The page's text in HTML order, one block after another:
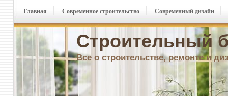
Строительный
Все о строительстве, ремонте и
Главная Современное строительство Современный дизайн